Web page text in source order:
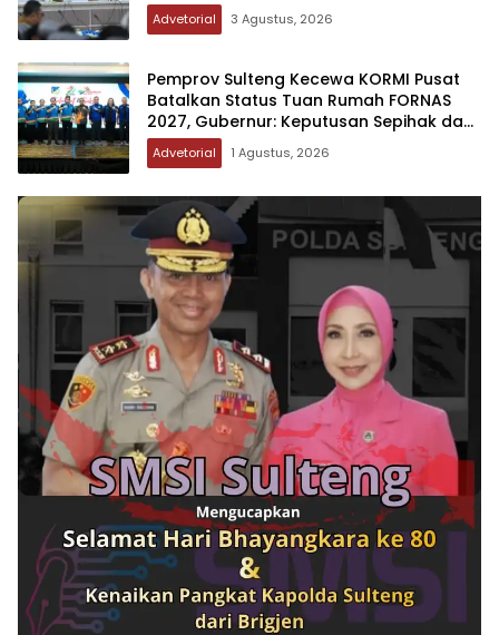
Advetorial 3 Agustus, 2026
Pemprov Sulteng Kecewa KORMI Pusat
Batalkan Status Tuan Rumah FORNAS
2027, Gubernur: Keputusan Sepihak dan
Tanpa Koordinasi
Advetorial 1 Agustus, 2026